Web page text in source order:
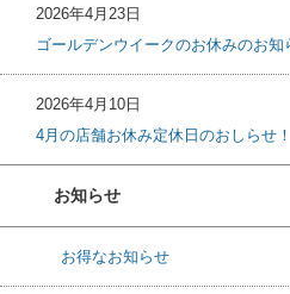
2026年4月23日
ゴールデンウイークのお休みのお知
2026年4月10日
4月の店舗お休み定休日のおしらせ！
お知らせ
お得なお知らせ